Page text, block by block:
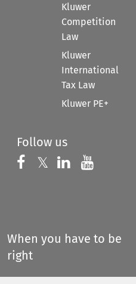
Kluwer
Competition
Law
Kluwer
International
Tax Law
Kluwer PE+
Follow us
Follow us on
𝕏 Follow us on
Follow us
When you have to be
right